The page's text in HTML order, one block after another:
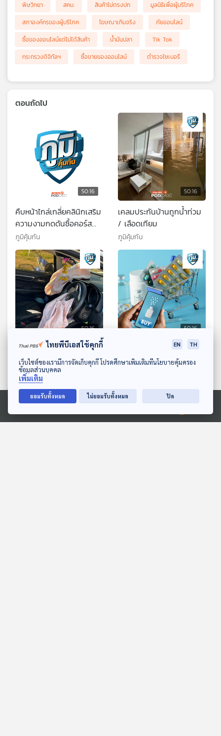
ดาวน์โหลด Thai PBS Podcast Application
Ⓒ 2020 องค์การกระจายเสียงและแพร่ภาพสาธารณะแห่งประเทศไทย
พิษวิทยา
สคบ. สินค้าไม่ตรงปก
มูลนิธิเพื่อผู้บริโภค
สภาองค์กรของผู้บริโภค
โฆษณาเกินจริง
ภัยออนไลน์
ซื้อของออนไลน์แต่ไม่ได้สินค้า
น้ำมันปลา
Tik Tok
กระทรวงดิจิทัลฯ
ซื้อขายของออนไลน์ ตำรวจไซเบอรื
ตอนถัดไป
50:16
คืบหน้าไกล่เกลี่ยคลินิกเสริม
ความงามกดดันซื้อคอร์ส
ยอมจ่ายคืน 5 ล้านบาท /
กปว. ประกาศหาเจ้าหนี้รับ
เงินประกันโควิดกว่า 400
ล้านบาท / เรื่องสำคัญเกี่ยว
กับนมวัวที่ผู้บริโภคควรรู้
ภูมิคุ้มกัน
50:16
เคลมประกันบ้านถูกน้ำท่วม
/ เลือดเทียม
ภูมิคุ้มกัน
50:16
ถุงลมนิรภัยทาคาตะระเบิดใส่
ผู้ใช้รถยนต์อีกแล้ว / ร้อง
เรียนเซลส์ขายรถยนต์หลอก
ให้โอนเงินค่าอุปกรณ์ทั้งที่
เป็นของแถม / ดื่มกาแฟ
กระเพาะทะลุได้ จริงหรือ
ภูมิคุ้มกัน
50:16
ซื้อยาทางออนไลน์ อันตราย
กว่าที่คิด | เอ๊ะ! ต่อข้อมูล
ร่างกาย จริงหรือ
ตอนที่เกี่ยวข้อง
ไทยพีบีเอสใช้คุกกี้ EN TH
เว็บไซต์ของเรามีการจัดเก็บคุกกี้ โปรดศึกษาเพิ่มเติมที่นโยบายคุ้มครอง
ข้อมูลส่วนบุคคล
เพิ่มเติม
ยอมรับทั้งหมด ไม่ยอมรับทั้งหมด ปิด